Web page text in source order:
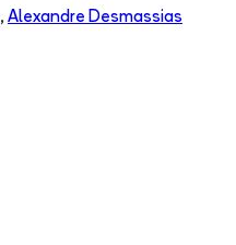
, Alexandre Desmassias